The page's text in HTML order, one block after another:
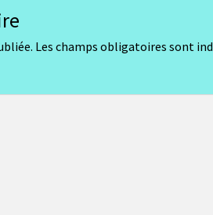
Les champs obligatoires sont